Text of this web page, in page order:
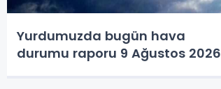
Yurdumuzda bugün hava
durumu raporu 9 Ağustos 2026